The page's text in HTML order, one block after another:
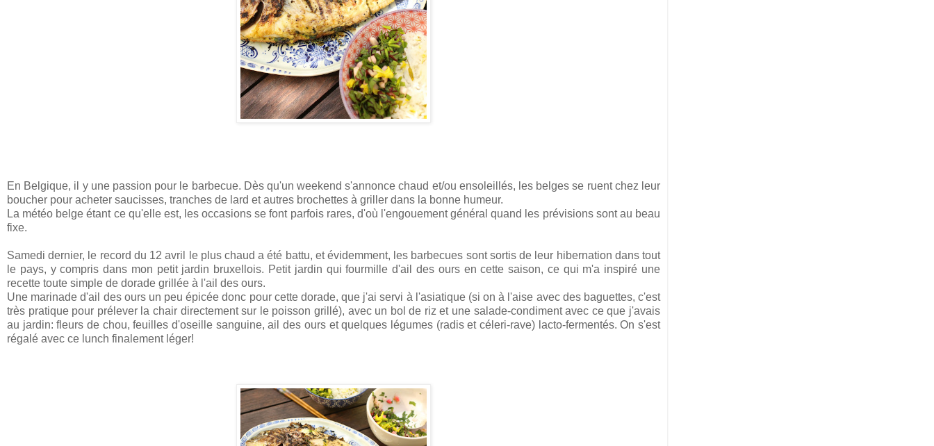
En Belgique, il y une passion pour le barbecue. Dès qu'un weekend s'annonce chaud et/ou ensoleillés, les belges se ruent chez leur
boucher pour acheter saucisses, tranches de lard et autres brochettes à griller dans la bonne humeur.
La météo belge étant ce qu'elle est, les occasions se font parfois rares, d'où l'engouement général quand les prévisions sont au beau
fixe.
Samedi dernier, le record du 12 avril le plus chaud a été battu, et évidemment, les barbecues sont sortis de leur hibernation dans tout
le pays, y compris dans mon petit jardin bruxellois. Petit jardin qui fourmille d'ail des ours en cette saison, ce qui m'a inspiré une
recette toute simple de dorade grillée à l'ail des ours.
Une marinade d'ail des ours un peu épicée donc pour cette dorade, que j'ai servi à l'asiatique (si on à l'aise avec des baguettes, c'est
très pratique pour prélever la chair directement sur le poisson grillé), avec un bol de riz et une salade-condiment avec ce que j'avais
au jardin: fleurs de chou, feuilles d'oseille sanguine, ail des ours et quelques légumes (radis et céleri-rave) lacto-fermentés. On s'est
régalé avec ce lunch finalement léger!